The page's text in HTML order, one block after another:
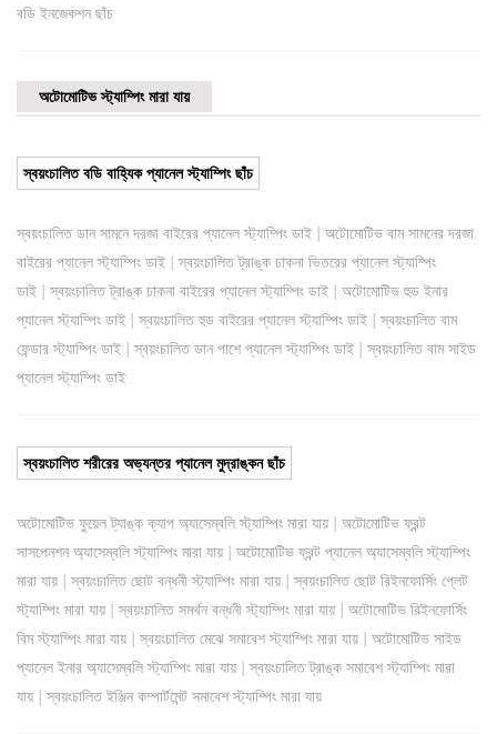
বডি ইনজেকশন ছাঁচ
অটোমোটিভ স্ট্যাম্পিং মারা যায়
স্বয়ংচালিত বডি বাহ্যিক প্যানেল স্ট্যাম্পিং ছাঁচ
স্বয়ংচালিত ডান সামনে দরজা বাইরের প্যানেল স্ট্যাম্পিং ডাই | অটোমোটিভ বাম সামনের দরজা
বাইরের প্যানেল স্ট্যাম্পিং ডাই | স্বয়ংচালিত ট্রাঙ্ক ঢাকনা ভিতরের প্যানেল স্ট্যাম্পিং
ডাই | স্বয়ংচালিত ট্রাঙ্ক ঢাকনা বাইরের প্যানেল স্ট্যাম্পিং ডাই | অটোমোটিভ হুড ইনার
প্যানেল স্ট্যাম্পিং ডাই | স্বয়ংচালিত হুড বাইরের প্যানেল স্ট্যাম্পিং ডাই | স্বয়ংচালিত বাম
ফেন্ডার স্ট্যাম্পিং ডাই | স্বয়ংচালিত ডান পাশে প্যানেল স্ট্যাম্পিং ডাই | স্বয়ংচালিত বাম সাইড
প্যানেল স্ট্যাম্পিং ডাই
স্বয়ংচালিত শরীরের অভ্যন্তর প্যানেল মুদ্রাঙ্কন ছাঁচ
অটোমোটিভ ফুয়েল ট্যাঙ্ক ক্যাপ অ্যাসেম্বলি স্ট্যাম্পিং মারা যায় | অটোমোটিভ ফ্রন্ট
সাসপেনশন অ্যাসেম্বলি স্ট্যাম্পিং মারা যায় | অটোমোটিভ ফ্রন্ট প্যানেল অ্যাসেম্বলি স্ট্যাম্পিং
মারা যায় | স্বয়ংচালিত ছোট বন্ধনী স্ট্যাম্পিং মারা যায় | স্বয়ংচালিত ছোট রিইনফোর্সিং প্লেট
স্ট্যাম্পিং মারা যায় | স্বয়ংচালিত সমর্থন বন্ধনী স্ট্যাম্পিং মারা যায় | অটোমোটিভ রিইনফোর্সিং
বিম স্ট্যাম্পিং মারা যায় | স্বয়ংচালিত মেঝে সমাবেশ স্ট্যাম্পিং মারা যায় | অটোমোটিভ সাইড
প্যানেল ইনার অ্যাসেম্বলি স্ট্যাম্পিং মারা যায় | স্বয়ংচালিত ট্রাঙ্ক সমাবেশ স্ট্যাম্পিং মারা
যায় | স্বয়ংচালিত ইঞ্জিন কম্পার্টমেন্ট সমাবেশ স্ট্যাম্পিং মারা যায়